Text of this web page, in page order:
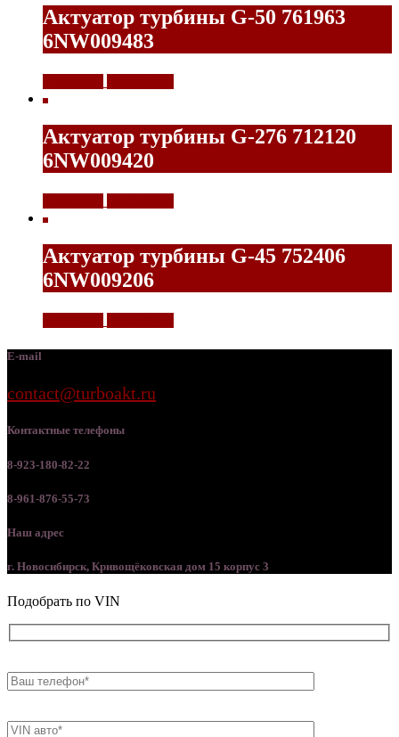
Актуатор турбины G-50 761963
6NW009483
Актуатор турбины G-276 712120
6NW009420
Актуатор турбины G-45 752406
6NW009206
E-mail
contact@turboakt.ru
Контактные телефоны
8-923-180-82-22
8-961-876-55-73
Наш адрес
г. Новосибирск, Кривощёковская дом 15 корпус 3
Подобрать по VIN